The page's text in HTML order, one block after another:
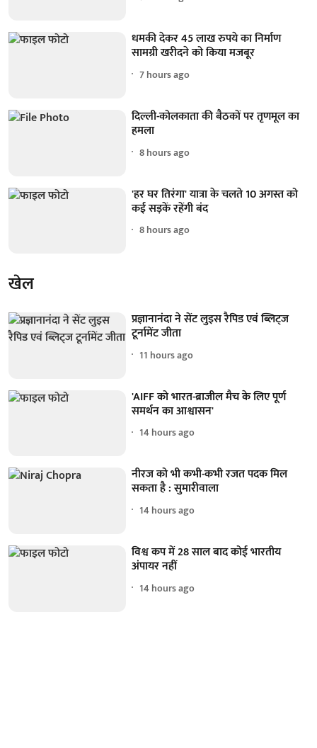
धमकी देकर 45 लाख रुपये का निर्माण
सामग्री खरीदने को किया मजबूर
7 hours ago
दिल्ली-कोलकाता की बैठकों पर तृणमूल का
हमला
8 hours ago
'हर घर तिरंगा' यात्रा के चलते 10 अगस्त को
कई सड़कें रहेंगी बंद
8 hours ago
खेल
प्रज्ञानानंदा ने सेंट लुइस रैपिड एवं ब्लिट्ज
टूर्नामेंट जीता
11 hours ago
'AIFF को भारत-ब्राजील मैच के लिए पूर्ण
समर्थन का आश्वासन'
14 hours ago
नीरज को भी कभी-कभी रजत पदक मिल
सकता है : सुमारीवाला
14 hours ago
विश्व कप में 28 साल बाद कोई भारतीय
अंपायर नहीं
14 hours ago